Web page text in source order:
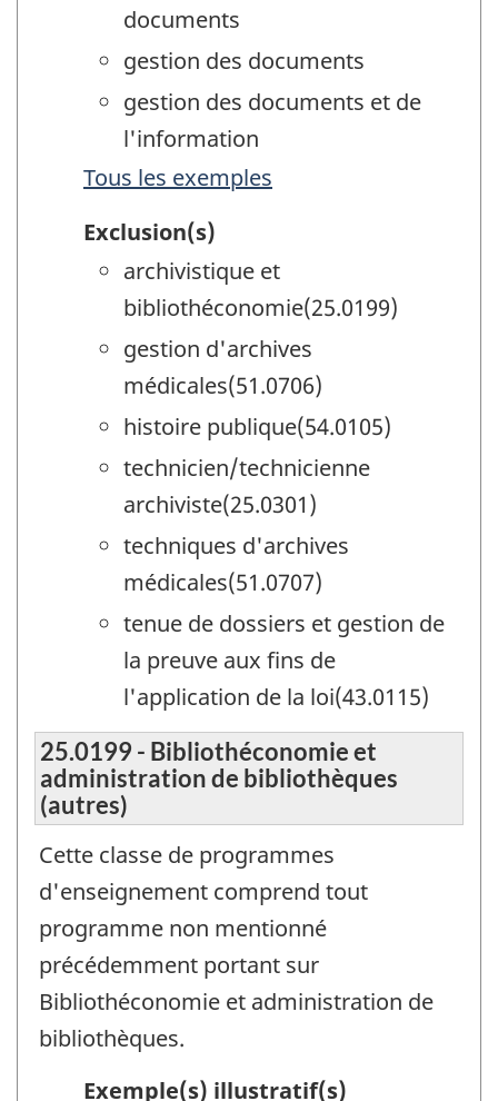
documents
gestion des documents
gestion des documents et de
l'information
Tous les exemples
Exclusion(s)
archivistique et
bibliothéconomie(25.0199)
gestion d'archives
médicales(51.0706)
histoire publique(54.0105)
technicien/technicienne
archiviste(25.0301)
techniques d'archives
médicales(51.0707)
tenue de dossiers et gestion de
la preuve aux fins de
l'application de la loi(43.0115)
25.0199 - Bibliothéconomie et
administration de bibliothèques
(autres)
Cette classe de programmes
d'enseignement comprend tout
programme non mentionné
précédemment portant sur
Bibliothéconomie et administration de
bibliothèques.
Exemple(s) illustratif(s)